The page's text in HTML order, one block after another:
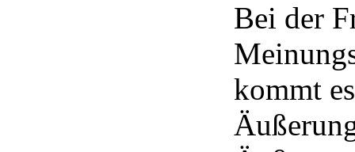
Bei der
kommt